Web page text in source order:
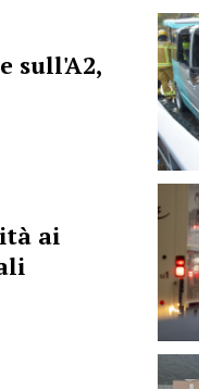
sull'A2,
ai